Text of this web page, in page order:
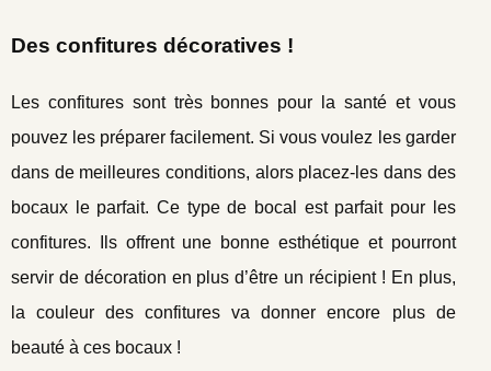
Des confitures décoratives !
Les confitures sont très bonnes pour la santé et vous
pouvez les préparer facilement. Si vous voulez les garder
dans de meilleures conditions, alors placez-les dans des
bocaux le parfait. Ce type de bocal est parfait pour les
confitures. Ils offrent une bonne esthétique et pourront
servir de décoration en plus d’être un récipient ! En plus,
la couleur des confitures va donner encore plus de
beauté à ces bocaux !